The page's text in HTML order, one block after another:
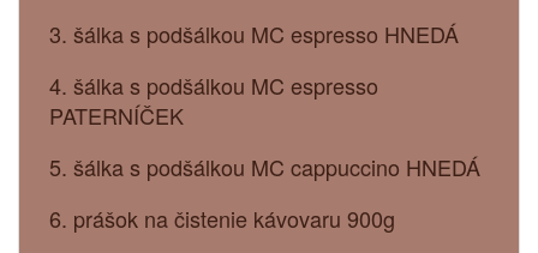
3. šálka s podšálkou MC espresso HNEDÁ
4. šálka s podšálkou MC espresso
PATERNÍČEK
5. šálka s podšálkou MC cappuccino HNEDÁ
6. prášok na čistenie kávovaru 900g